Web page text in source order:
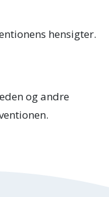
hensigter.
og andre